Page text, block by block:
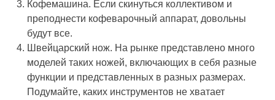
Кофемашина. Если скинуться коллективом и
преподнести кофеварочный аппарат, довольны
будут все.
Швейцарский нож. На рынке представлено много
моделей таких ножей, включающих в себя разные
функции и представленных в разных размерах.
Подумайте, каких инструментов не хватает